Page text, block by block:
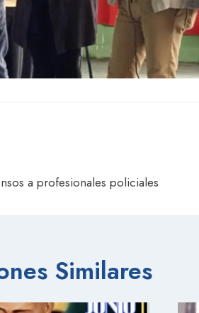
a profesionales policiales
Similares